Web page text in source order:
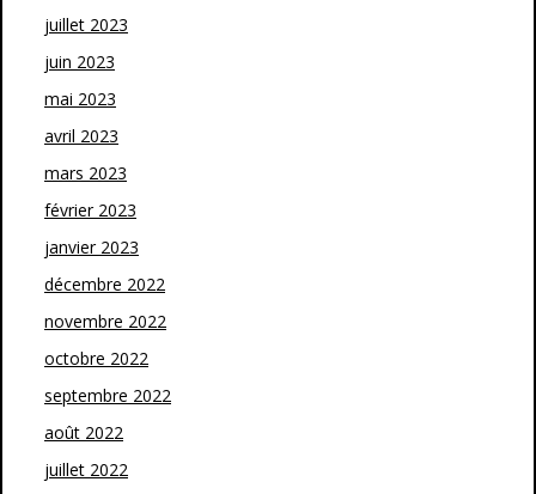
juillet 2023
juin 2023
mai 2023
avril 2023
mars 2023
février 2023
janvier 2023
décembre 2022
novembre 2022
octobre 2022
septembre 2022
août 2022
juillet 2022